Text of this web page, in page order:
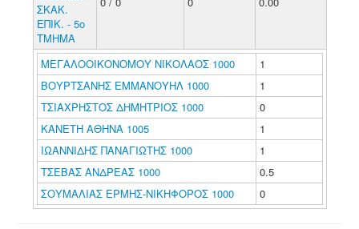
ΣΚΑΚ.
ΕΠΙΚ. - 5ο
ΤΜΗΜΑ
ΜΕΓΑΛΟΟΙΚΟΝΟΜΟΥ ΝΙΚΟΛΑΟΣ 1000
1
ΒΟΥΡΤΣΑΝΗΣ ΕΜΜΑΝΟΥΗΛ 1000
1
ΤΣΙΑΧΡΗΣΤΟΣ ΔΗΜΗΤΡΙΟΣ 1000
0
ΚΑΝΕΤΗ ΑΘΗΝΑ 1005
1
ΙΩΑΝΝΙΔΗΣ ΠΑΝΑΓΙΩΤΗΣ 1000
1
ΤΣΕΒΑΣ ΑΝΔΡΕΑΣ 1000
0.5
ΣΟΥΜΑΛΙΑΣ ΕΡΜΗΣ-ΝΙΚΗΦΟΡΟΣ 1000
0